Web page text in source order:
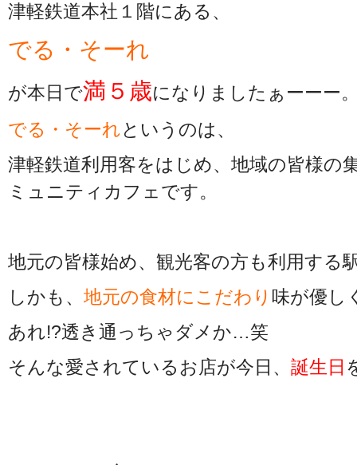
津軽鉄道本社１階にある、
でる・そーれ
が本日で満５歳になりましたぁーーー
でる・そーれというのは、
津軽鉄道利用客をはじめ、地域の皆様の
ミュニティカフェです。
地元の皆様始め、観光客の方も利用する
しかも、 地元の食材にこだわり 味が優し
あれ!?透き通っちゃダメか…笑
そんな愛されているお店が今日、 誕生日